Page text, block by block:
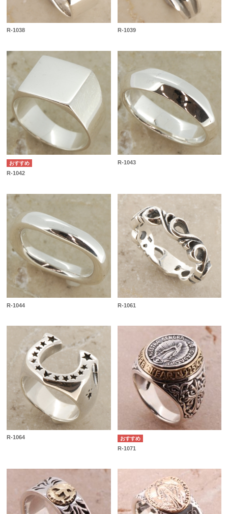
R-1038 R-1039
R-1042
R-1043
R-1044 R-1061
R-1064
R-1071